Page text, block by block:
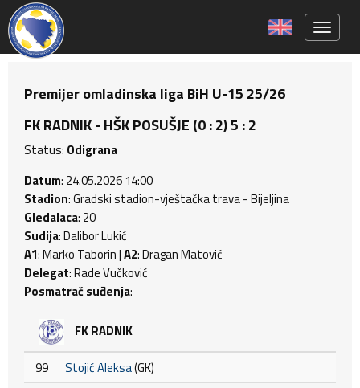
Premijer omladinska liga BiH U-15 25/26
FK RADNIK - HŠK POSUŠJE (0 : 2) 5 : 2
Status: Odigrana
Datum: 24.05.2026 14:00
Stadion: Gradski stadion-vještačka trava - Bijeljina
Gledalaca: 20
Sudija: Dalibor Lukić
A1: Marko Taborin |A2: Dragan Matović
Delegat: Rade Vučković
Posmatrač suđenja:
FK RADNIK
99 Stojić Aleksa(GK)